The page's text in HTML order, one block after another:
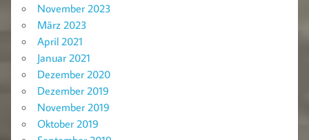
November 2023
März 2023
April 2021
Januar 2021
Dezember 2020
Dezember 2019
November 2019
Oktober 2019